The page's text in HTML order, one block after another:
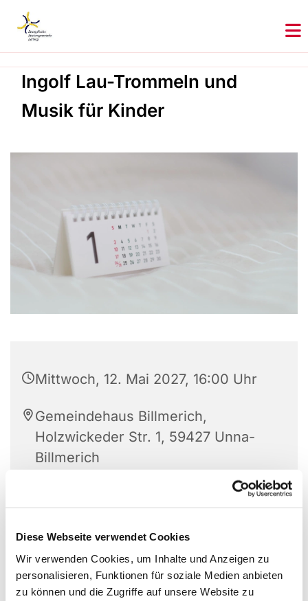
Diese Webseite verwendet Cookies
Wir verwenden Cookies, um Inhalte und Anzeigen zu
personalisieren, Funktionen für soziale Medien anbieten
zu können und die Zugriffe auf unsere Website zu
Ingolf Lau-Trommeln und
Musik für Kinder
Mittwoch, 12. Mai 2027, 16:00 Uhr
Gemeindehaus Billmerich,
Holzwickeder Str. 1, 59427 Unna-
Billmerich